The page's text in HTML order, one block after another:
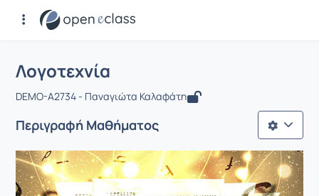
Αρχική Σελίδα
Μάθημα : Λογοτεχνία
Λογοτεχνία
DEMO-A2734 - Παναγιώτα Καλαφάτη
Περιγραφή Μαθήματος